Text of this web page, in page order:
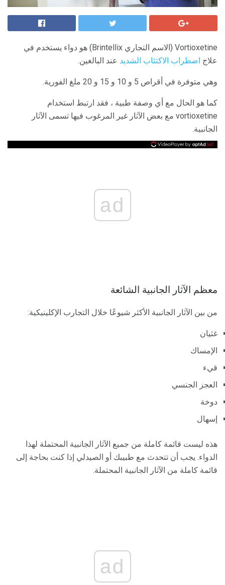
Vortioxetine (الاسم التجاري Brintellix) هو دواء يستخدم في
علاج اضطراب الاكتئاب الشديد عند البالغين.
وهي متوفرة في أقراص 5 و 10 و 15 و 20 ملغ الفورية.
كما هو الحال مع أي وصفة طبية ، فقد ارتبط استخدام
vortioxetine مع بعض الآثار غير المرغوب فيها تسمى الآثار
الجانبية.
ad
معظم الآثار الجانبية الشائعة
من بين الآثار الجانبية الأكثر شيوعًا خلال التجارب الإكلينيكية:
غثيان
الإمساك
قيء
العجز الجنسي
دوخة
إسهال
هذه ليست قائمة كاملة من جميع الآثار الجانبية المحتملة لهذا
الدواء. يجب أن تتحدث مع طبيبك أو الصيدلي إذا كنت بحاجة إلى
قائمة كاملة من الآثار الجانبية المحتملة.
ad